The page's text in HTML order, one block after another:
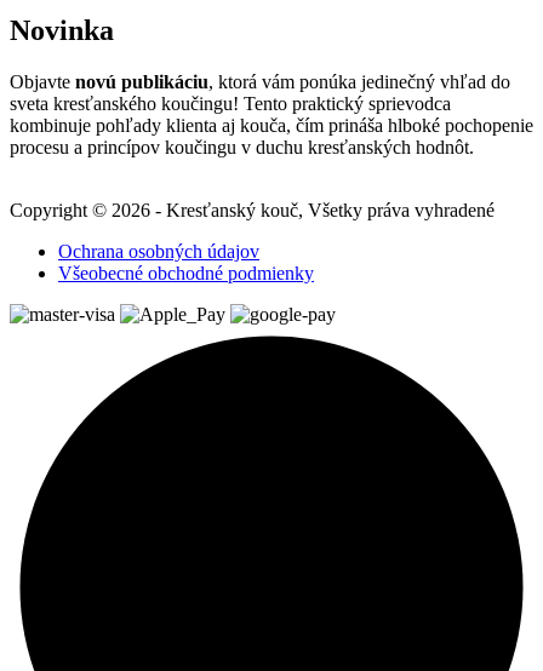
Novinka
Objavte novú publikáciu, ktorá vám ponúka jedinečný vhľad do
sveta kresťanského koučingu! Tento praktický sprievodca
kombinuje pohľady klienta aj kouča, čím prináša hlboké pochopenie
procesu a princípov koučingu v duchu kresťanských hodnôt.
Copyright © 2026 - Kresťanský kouč, Všetky práva vyhradené
Ochrana osobných údajov
Všeobecné obchodné podmienky